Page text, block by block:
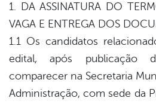
1. DA ASSINATURA DO
VAGA E ENTREGA DOS
1.1 Os candidatos
edital, após publicação
comparecer na Secretaria
Administração, com sede da